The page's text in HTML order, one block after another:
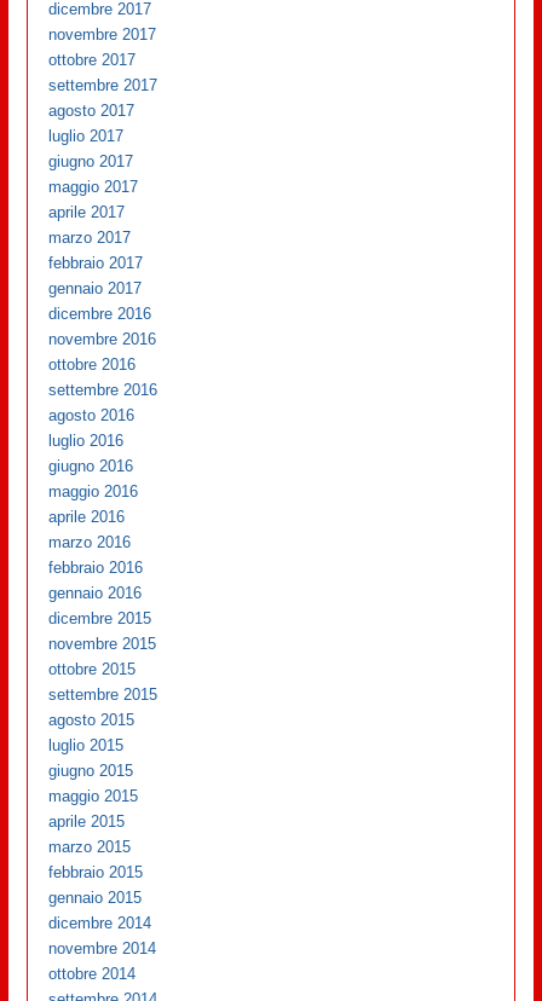
dicembre 2017
novembre 2017
ottobre 2017
settembre 2017
agosto 2017
luglio 2017
giugno 2017
maggio 2017
aprile 2017
marzo 2017
febbraio 2017
gennaio 2017
dicembre 2016
novembre 2016
ottobre 2016
settembre 2016
agosto 2016
luglio 2016
giugno 2016
maggio 2016
aprile 2016
marzo 2016
febbraio 2016
gennaio 2016
dicembre 2015
novembre 2015
ottobre 2015
settembre 2015
agosto 2015
luglio 2015
giugno 2015
maggio 2015
aprile 2015
marzo 2015
febbraio 2015
gennaio 2015
dicembre 2014
novembre 2014
ottobre 2014